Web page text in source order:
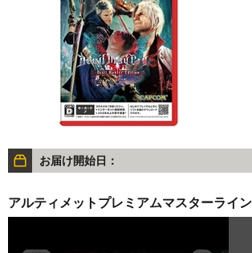
お届け開始日：
アルティメットプレミアムマスターライ